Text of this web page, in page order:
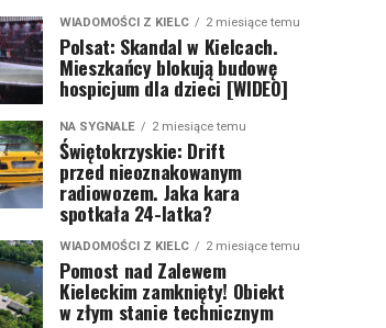
WIADOMOŚCI Z KIELC 2 miesiące temu
Polsat: Skandal w Kielcach.
Mieszkańcy blokują budowę
hospicjum dla dzieci [WIDEO]
NA SYGNALE 2 miesiące temu
Świętokrzyskie: Drift
przed nieoznakowanym
radiowozem. Jaka kara
spotkała 24-latka?
WIADOMOŚCI Z KIELC 2 miesiące temu
Pomost nad Zalewem
Kieleckim zamknięty! Obiekt
w złym stanie technicznym